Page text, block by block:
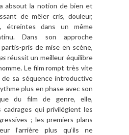
absout la notion de bien et
de mêler cris, douleur,
étreintes dans un même
Dans son approche
pris de mise en scène,
réussit un meilleur équilibre
Le film rompt très vite
sa séquence introductive
plus en phase avec son
du film de genre, elle,
cadrages qui privilégient les
; les premiers plans
l’arrière plus qu’ils ne